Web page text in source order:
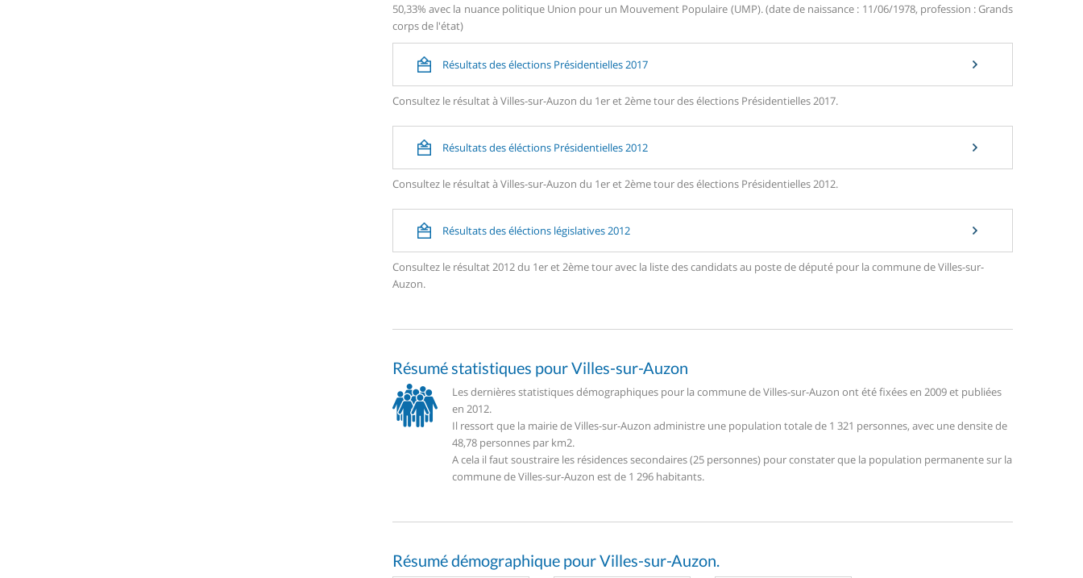
50,33% avec la nuance politique Union pour un Mouvement Populaire (UMP). (date de naissance : 11/06/1978, profession : Grands
corps de l'état)
Résultats des élections Présidentielles 2017
Consultez le résultat à Villes-sur-Auzon du 1er et 2ème tour des élections Présidentielles 2017.
Résultats des éléctions Présidentielles 2012
Consultez le résultat à Villes-sur-Auzon du 1er et 2ème tour des élections Présidentielles 2012.
Résultats des éléctions législatives 2012
Consultez le résultat 2012 du 1er et 2ème tour avec la liste des candidats au poste de député pour la commune de Villes-sur-
Auzon.
Résumé statistiques pour Villes-sur-Auzon
Les dernières statistiques démographiques pour la commune de Villes-sur-Auzon ont été fixées en 2009 et publiées
en 2012.
Il ressort que la mairie de Villes-sur-Auzon administre une population totale de 1 321 personnes, avec une densite de
48,78 personnes par km2.
A cela il faut soustraire les résidences secondaires (25 personnes) pour constater que la population permanente sur la
commune de Villes-sur-Auzon est de 1 296 habitants.
Résumé démographique pour Villes-sur-Auzon.